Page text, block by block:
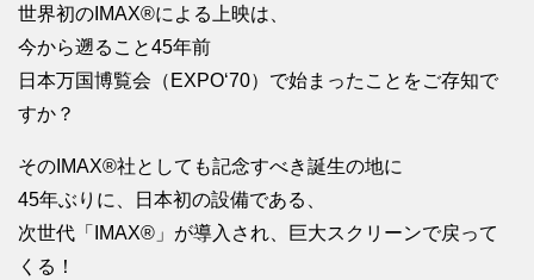
世界初のIMAX®による上映は、
今から遡ること45年前
日本万国博覧会（EXPO‘70）で始まったことをご存知で
すか？
そのIMAX®社としても記念すべき誕生の地に
45年ぶりに、日本初の設備である、
次世代「IMAX®」が導入され、巨大スクリーンで戻って
くる！